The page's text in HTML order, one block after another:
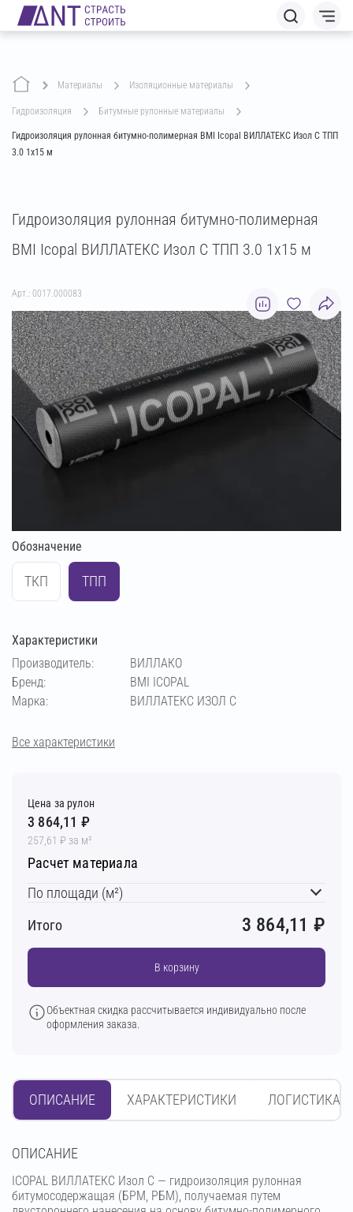
Материалы изоляционные материалы
гидроизоляция битумные рулонные материалы
Гидроизоляция рулонная битумно-полимерная BMI Icopal ВИЛЛАТЕКС Изол С ТПП
3.0 1х15 м
Гидроизоляция рулонная битумно-полимерная
BMI Icopal ВИЛЛАТЕКС Изол С ТПП 3.0 1х15 м
Арт.: 0017.000083
Обозначение
ТКП ТПП
Характеристики
Производитель:
ВИЛЛАКО
Бренд:
BMI ICOPAL
Марка:
ВИЛЛАТЕКС ИЗОЛ С
Все характеристики
Цена за рулон
3 864,11 ₽
257,61 ₽ за м²
Расчет материала
По площади (м²)
Итого
3 864,11 ₽
В корзину
Объектная скидка рассчитывается индивидуально после
оформления заказа.
ОПИСАНИЕ ХАРАКТЕРИСТИКИ ЛОГИСТИКА
OПИСАНИЕ
ICOPAL ВИЛЛАТЕКС Изол С — гидроизоляция рулонная
битумосодержащая (БРМ, РБМ), получаемая путем